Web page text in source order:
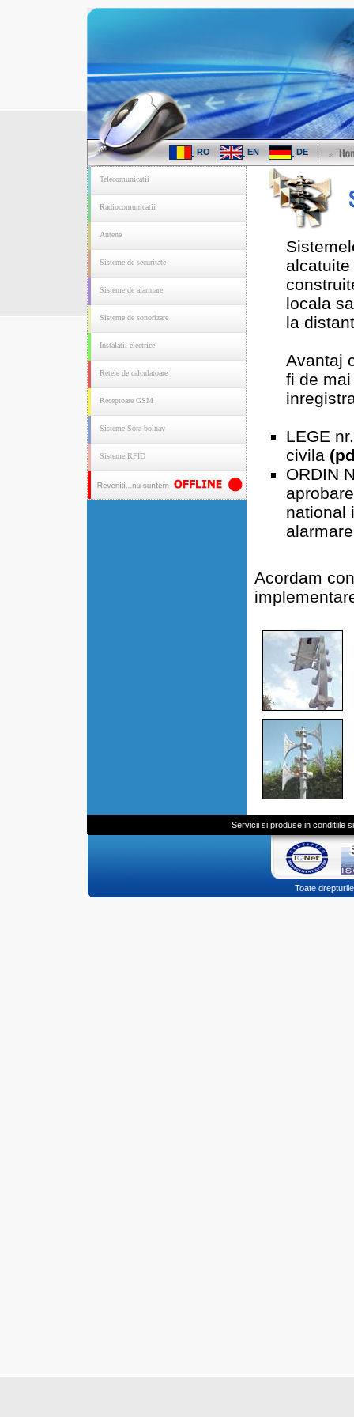
RO EN DE
Telecomunicatii
Radiocomunicatii
Antene
Sisteme de securitate
Sisteme de alarmare
Sisteme de sonorizare
Instalatii electrice
Retele de calculatoare
Receptoare GSM
Sisteme Sora-bolnav
Sisteme RFID
locala
la
Avantaj
fi de
LEGE
civila
ORDIN
national
Acordam
Servicii si produse in conditiile
Toate